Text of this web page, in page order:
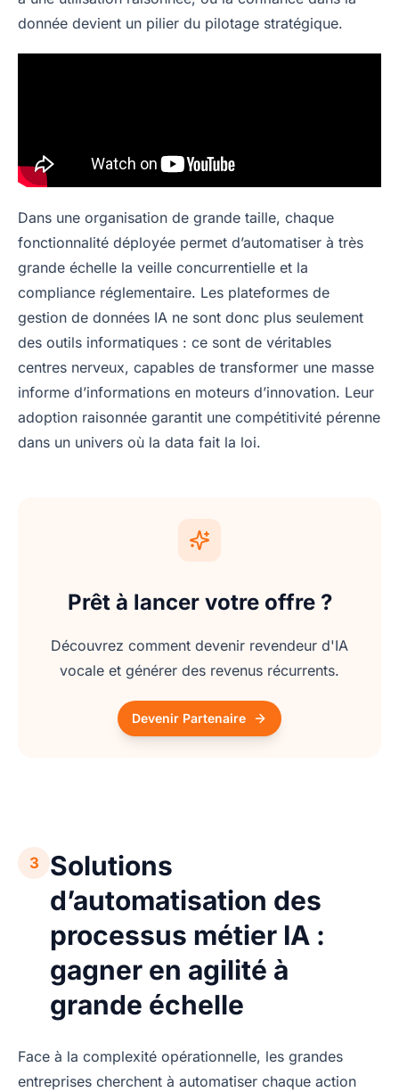
donnée devient un pilier du pilotage stratégique.
Dans une organisation de grande taille, chaque
fonctionnalité déployée permet d’automatiser à très
grande échelle la veille concurrentielle et la
compliance réglementaire. Les plateformes de
gestion de données IA ne sont donc plus seulement
des outils informatiques : ce sont de véritables
centres nerveux, capables de transformer une masse
informe d’informations en moteurs d’innovation. Leur
adoption raisonnée garantit une compétitivité pérenne
dans un univers où la data fait la loi.
Prêt à lancer votre offre ?
Découvrez comment devenir revendeur d'IA
vocale et générer des revenus récurrents.
Devenir Partenaire
3
Solutions
d’automatisation des
processus métier IA :
gagner en agilité à
grande échelle
Face à la complexité opérationnelle, les grandes
entreprises cherchent à automatiser chaque action